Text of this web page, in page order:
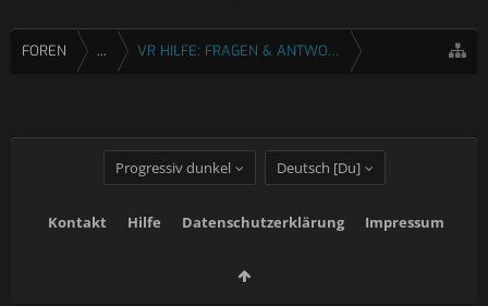
FOREN ... VR HILFE: FRAGEN & ANTWORTEN
Progressiv dunkel Deutsch [Du]
Kontakt Hilfe Datenschutzerklärung Impressum